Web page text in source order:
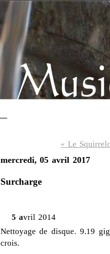
« Le
mercredi, 05 avril 2017
Surcharge
5 avril 2014
Nettoyage de disque. 9.19
crois.